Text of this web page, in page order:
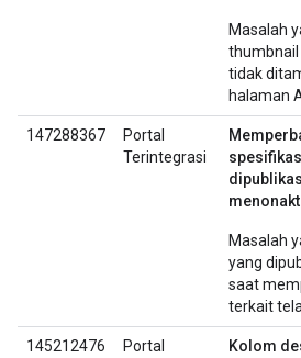
Masalah
tidak
halaman
147288367
Portal
Terintegrasi
Masalah
yang
saat
terkait
145212476
Portal
Kolom